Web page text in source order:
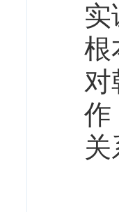
实
根
对
作